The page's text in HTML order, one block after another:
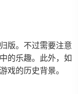
版。不过需要注意
的乐趣。此外，如
戏的历史背景。